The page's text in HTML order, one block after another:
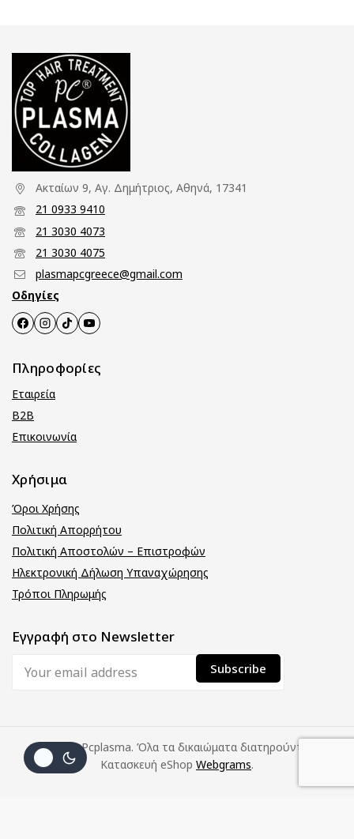
Ακταίων 9, Αγ. Δημήτριος, Αθηνά, 17341
21 0933 9410
21 3030 4073
21 3030 4075
plasmapcgreece@gmail.com
Οδηγίες
Πληροφορίες
Εταιρεία
B2B
Επικοινωνία
Χρήσιμα
Όροι Χρήσης
Πολιτική Απορρήτου
Πολιτική Αποστολών – Επιστροφών
Ηλεκτρονική Δήλωση Υπαναχώρησης
Τρόποι Πληρωμής
Εγγραφή στο Newsletter
© 2026 Pcplasma. Όλα τα δικαιώματα διατηρούνται.
Κατασκευή eShop Webgrams.